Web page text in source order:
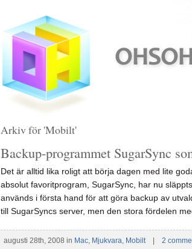
Arkiv för 'Mobilt'
Backup-programmet SugarSync
Det är alltid lika roligt att börja dagen med lite
absolut favoritprogram, SugarSync, har nu
används i första hand för att göra backup av
till SugarSyncs server, men den stora fördelen
augusti 28th, 2008 in Mac, Mjukvara, Mobilt| 2